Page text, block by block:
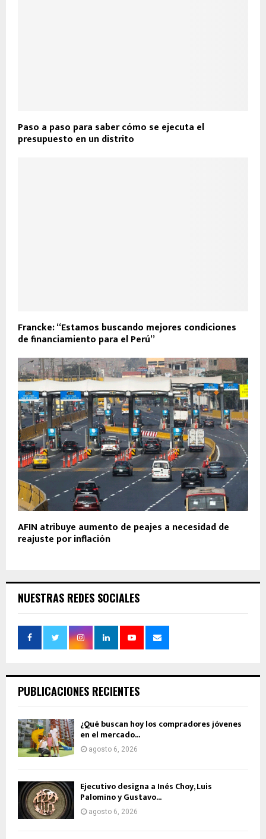
Paso a paso para saber cómo se ejecuta el
presupuesto en un distrito
Francke: “Estamos buscando mejores condiciones
de financiamiento para el Perú”
AFIN atribuye aumento de peajes a necesidad de
reajuste por inflación
NUESTRAS REDES SOCIALES
PUBLICACIONES RECIENTES
¿Qué buscan hoy los compradores jóvenes
en el mercado...
agosto 6, 2026
Ejecutivo designa a Inés Choy, Luis
Palomino y Gustavo...
agosto 6, 2026